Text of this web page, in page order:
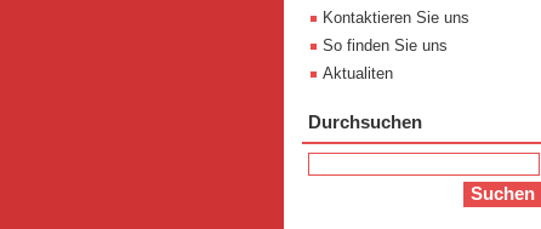
Kontaktieren Sie uns
So finden Sie uns
Aktualiten
Durchsuchen